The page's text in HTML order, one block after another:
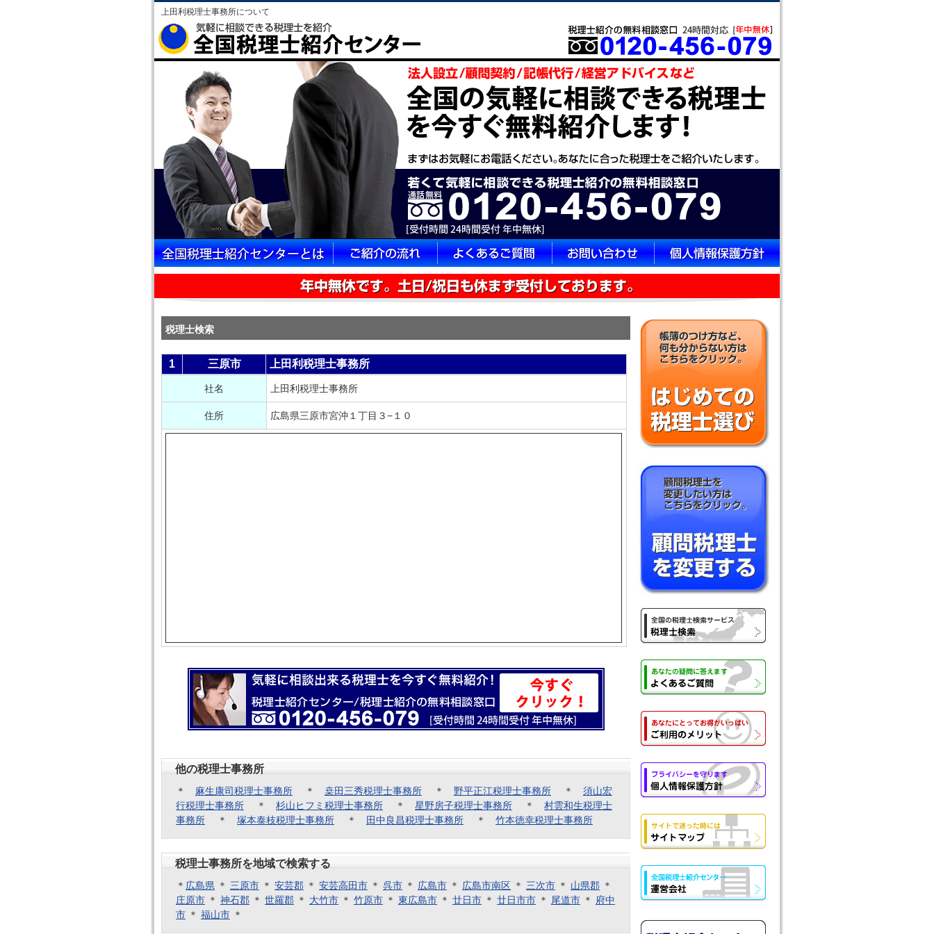
上田利税理士事務所について
税理士検索
1 三原市 上田利税理士事務所
社名 上田利税理士事務所
住所 広島県三原市宮沖１丁目３−１０
他の税理士事務所
＊ 麻生康司税理士事務所 ＊ 桒田三秀税理士事務所 ＊ 野平正江税理士事務所 ＊ 須山宏
行税理士事務所 ＊ 杉山ヒフミ税理士事務所 ＊ 星野房子税理士事務所 ＊ 村雲和生税理士
事務所 ＊ 塚本泰枝税理士事務所 ＊ 田中良昌税理士事務所 ＊ 竹本徳幸税理士事務所
税理士事務所を地域で検索する
＊ 広島県 ＊ 三原市 ＊ 安芸郡 ＊ 安芸高田市 ＊ 呉市 ＊ 広島市 ＊ 広島市南区 ＊ 三次市 ＊ 山県郡 ＊
庄原市 ＊ 神石郡 ＊ 世羅郡 ＊ 大竹市 ＊ 竹原市 ＊ 東広島市 ＊ 廿日市 ＊ 廿日市市 ＊ 尾道市 ＊ 府中
市 ＊ 福山市 ＊